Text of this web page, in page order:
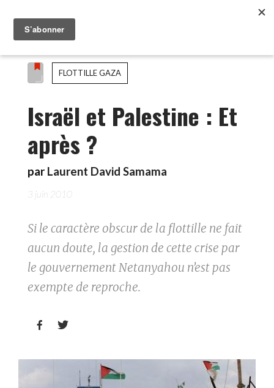
FLOTTILLE GAZA
Israël et Palestine : Et
après ?
par Laurent David Samama
3 juin 2010
Si le caractère obscur de la flottille ne fait
aucun doute, la gestion de cette crise par
le gouvernement Netanyahou n’est pas
exempte de reproche.
 